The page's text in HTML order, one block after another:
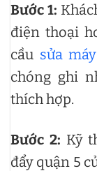
Bước 1:
điện thoại
cầu sửa
chóng ghi
thích hợp.
Bước 2: Kỹ
đẩy quận 5